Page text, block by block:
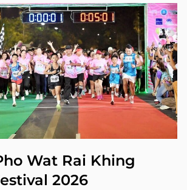
Wat Rai Khing
2026